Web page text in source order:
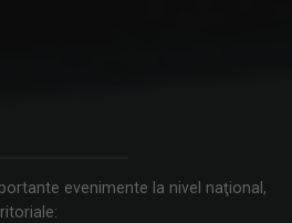
evenimente la nivel naţional,